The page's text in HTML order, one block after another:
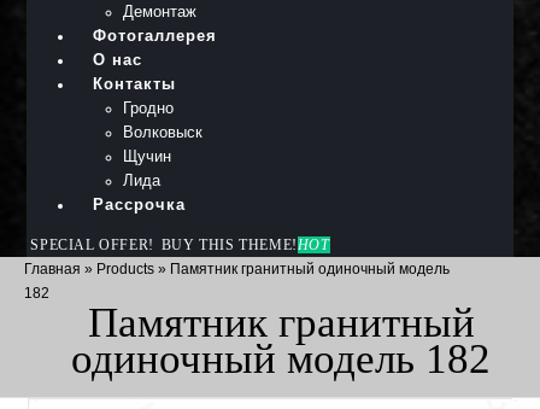
Демонтаж
Фотогаллерея
О нас
Контакты
Гродно
Волковыск
Щучин
Лида
Рассрочка
SPECIAL OFFER! BUY THIS THEME!HOT
Главная » Products » Памятник гранитный одиночный модель
182
Памятник гранитный
одиночный модель 182